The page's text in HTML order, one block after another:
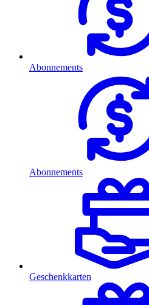
Abonnements
Abonnements
Geschenkkarten